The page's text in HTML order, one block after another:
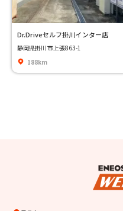
Dr.Driveセルフ掛川インター店
静岡県掛川市上張863-1
188km